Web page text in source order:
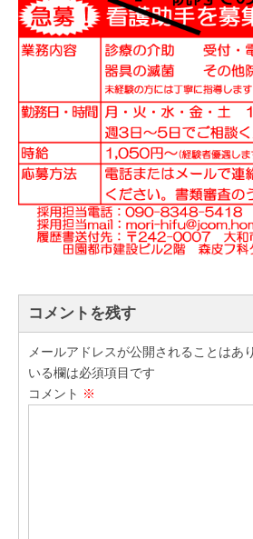
コメントを残す
メールアドレスが公開されることはあ
いる欄は必須項目です
コメント ※